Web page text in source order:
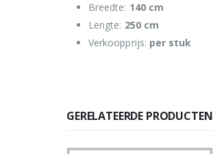
Breedte: 140 cm
Lengte: 250 cm
Verkoopprijs: per stuk
GERELATEERDE PRODUCTEN